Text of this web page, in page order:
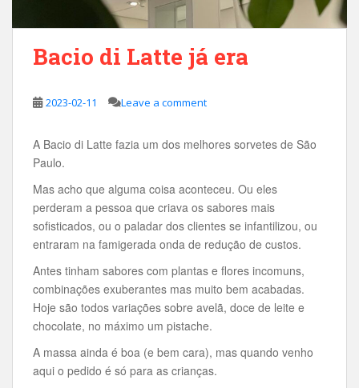
Bacio di Latte já era
2023-02-11 Leave a comment
A Bacio di Latte fazia um dos melhores sorvetes de São
Paulo.
Mas acho que alguma coisa aconteceu. Ou eles
perderam a pessoa que criava os sabores mais
sofisticados, ou o paladar dos clientes se infantilizou, ou
entraram na famigerada onda de redução de custos.
Antes tinham sabores com plantas e flores incomuns,
combinações exuberantes mas muito bem acabadas.
Hoje são todos variações sobre avelã, doce de leite e
chocolate, no máximo um pistache.
A massa ainda é boa (e bem cara), mas quando venho
aqui o pedido é só para as crianças.